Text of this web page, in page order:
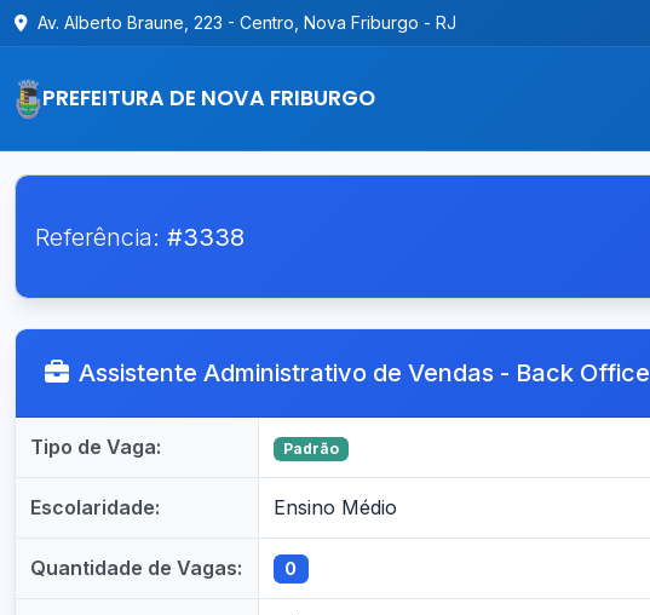
Av. Alberto Braune, 223 - Centro, Nova Friburgo - RJ
PREFEITURA DE NOVA FRIBURGO
Referência: #3338
Assistente Administrativo de Vendas - Back Office
Tipo de Vaga: Padrão
Escolaridade: Ensino Médio
Quantidade de Vagas: 0